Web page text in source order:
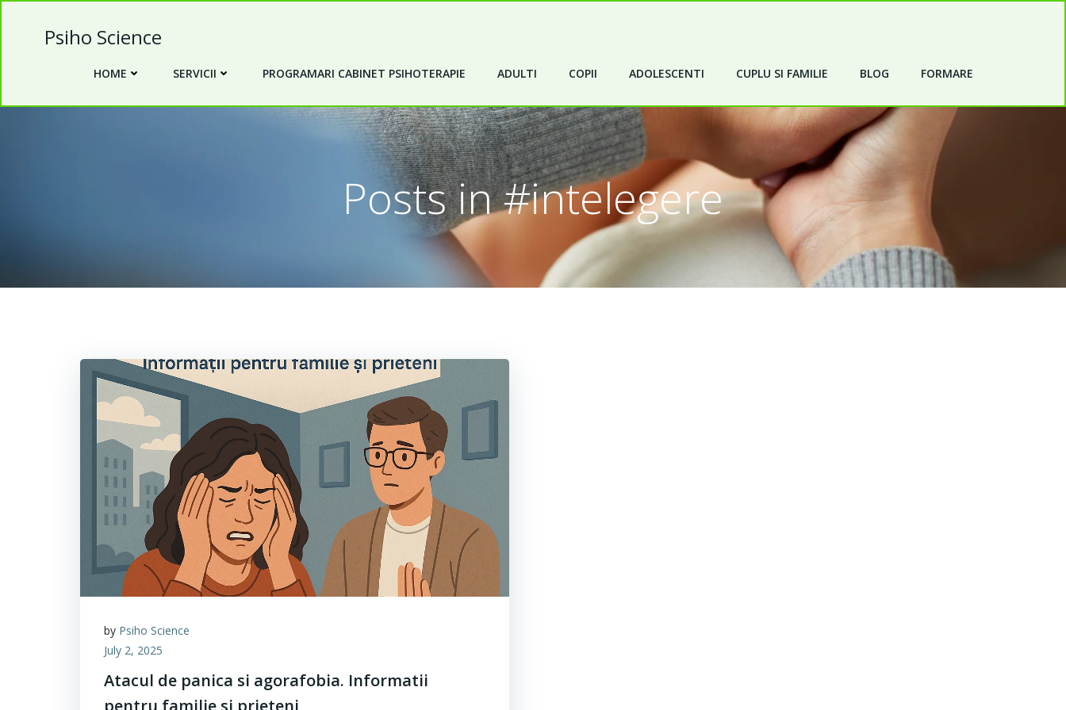
Psiho Science
HOME SERVICII PROGRAMARI CABINET PSIHOTERAPIE ADULTI COPII ADOLESCENTI CUPLU SI FAMILIE BLOG FORMARE
Posts in #intelegere
by Psiho Science
July 2, 2025
Atacul de panica si agorafobia. Informatii
pentru familie si prieteni